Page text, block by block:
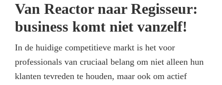
Van Reactor naar Regisseur:
business komt niet vanzelf!
In de huidige competitieve markt is het voor
professionals van cruciaal belang om niet alleen hun
klanten tevreden te houden, maar ook om actief